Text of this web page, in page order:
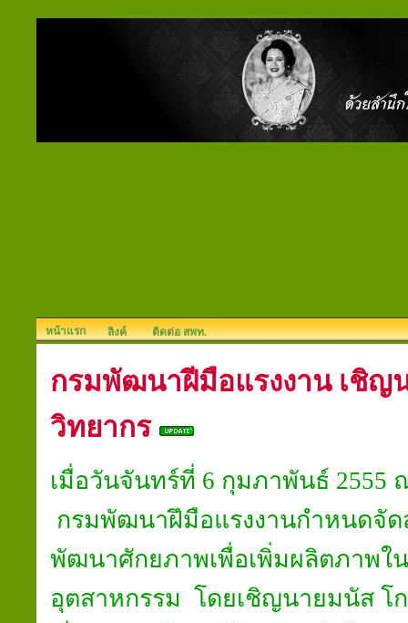
หน้าแรก ลิงค์ ติดต่อ สพท.
กรมพัฒนาฝีมือแรงงาน เชิญ
วิทยากร
เมื่อวันจันทร์ที่ 6 กุมภาพันธ์ 2555
กรมพัฒนาฝึมือแรงงานกำหนดจัด
พัฒนาศักยภาพเพื่อเพิ่มผลิตภาพใ
อุตสาหกรรม โดยเชิญนายมนัส โ